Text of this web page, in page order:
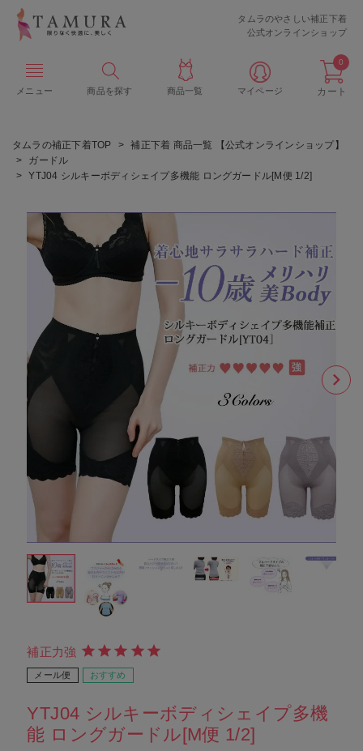
タムラのやさしい補正下着
公式オンラインショップ
メニュー 商品を探す 商品一覧 マイページ カート
0
タムラの補正下着TOP
補正下着 商品一覧 【公式オンラインショップ】
ガードル
YTJ04 シルキーボディシェイプ多機能 ロングガードル[M便 1/2]
補正力強
メール便 おすすめ
YTJ04 シルキーボディシェイプ多機
能 ロングガードル[M便 1/2]